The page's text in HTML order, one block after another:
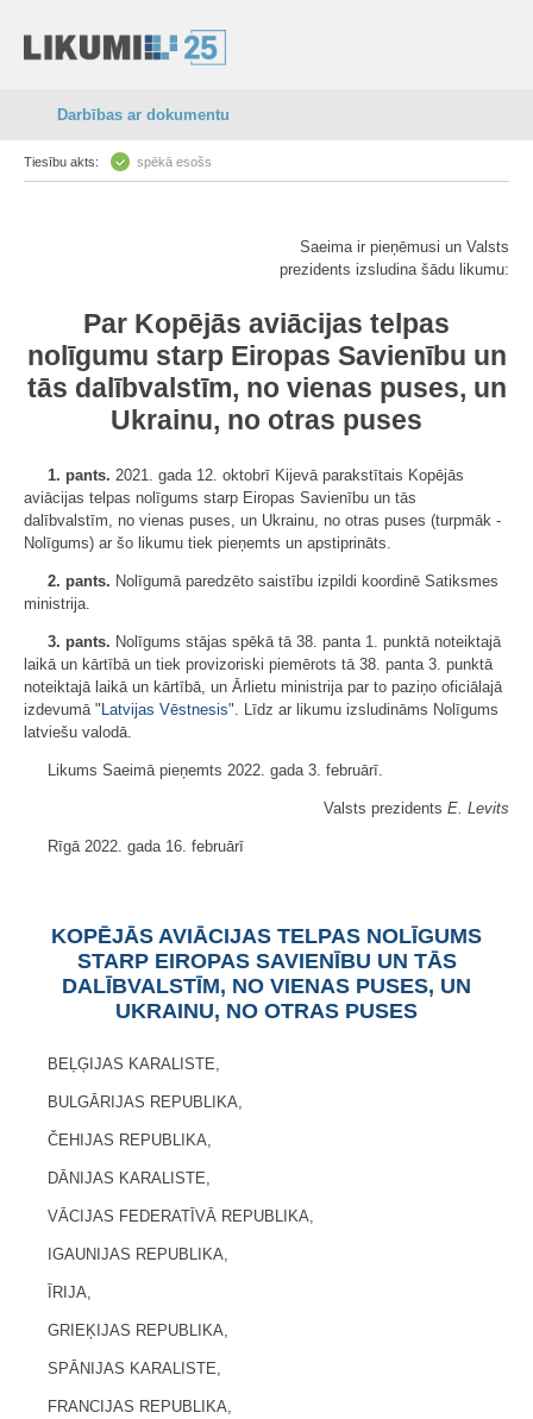
Darbības ar dokumentu
Tiesību akts: spēkā esošs
Saeima ir pieņēmusi un Valsts
prezidents izsludina šādu likumu:
Par Kopējās aviācijas telpas
nolīgumu starp Eiropas Savienību un
tās dalībvalstīm, no vienas puses, un
Ukrainu, no otras puses
1. pants. 2021. gada 12. oktobrī Kijevā parakstītais Kopējās
aviācijas telpas nolīgums starp Eiropas Savienību un tās
dalībvalstīm, no vienas puses, un Ukrainu, no otras puses (turpmāk -
Nolīgums) ar šo likumu tiek pieņemts un apstiprināts.
2. pants. Nolīgumā paredzēto saistību izpildi koordinē Satiksmes
ministrija.
3. pants. Nolīgums stājas spēkā tā 38. panta 1. punktā noteiktajā
laikā un kārtībā un tiek provizoriski piemērots tā 38. panta 3. punktā
noteiktajā laikā un kārtībā, un Ārlietu ministrija par to paziņo oficiālajā
izdevumā " Latvijas Vēstnesis". Līdz ar likumu izsludināms Nolīgums
latviešu valodā.
Likums Saeimā pieņemts 2022. gada 3. februārī.
Valsts prezidents E. Levits
Rīgā 2022. gada 16. februārī
KOPĒJĀS AVIĀCIJAS TELPAS NOLĪGUMS
STARP EIROPAS SAVIENĪBU UN TĀS
DALĪBVALSTĪM, NO VIENAS PUSES, UN
UKRAINU, NO OTRAS PUSES
BEĻĢIJAS KARALISTE,
BULGĀRIJAS REPUBLIKA,
ČEHIJAS REPUBLIKA,
DĀNIJAS KARALISTE,
VĀCIJAS FEDERATĪVĀ REPUBLIKA,
IGAUNIJAS REPUBLIKA,
ĪRIJA,
GRIEĶIJAS REPUBLIKA,
SPĀNIJAS KARALISTE,
FRANCIJAS REPUBLIKA,